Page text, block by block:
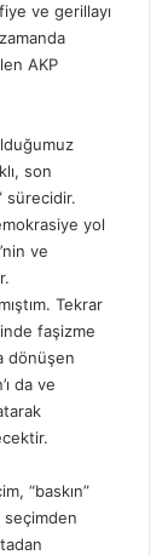
ve gerillayı
AKP
son
sürecidir.
yol
ve
Tekrar
faşizme
dönüşen
da ve
“baskın”
seçimden